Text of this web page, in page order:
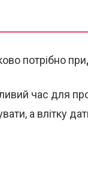
потрібно
час для
а влітку